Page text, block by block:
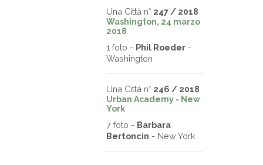
Una Città n° 247 / 2018
Washington, 24 marzo
2018
1 foto - Phil Roeder -
Washington
Una Città n° 246 / 2018
Urban Academy - New
York
7 foto - Barbara
Bertoncin - New York